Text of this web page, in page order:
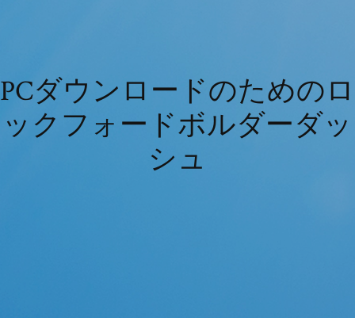
PCダウンロードのためのロ
ックフォードボルダーダッ
シュ